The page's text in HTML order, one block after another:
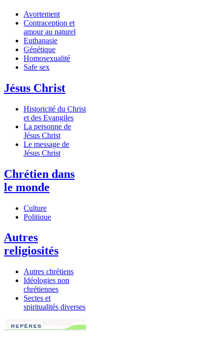
Avortement
Contraception et
amour au naturel
Euthanasie
Génétique
Homosexualité
Safe sex
Jésus Christ
Historicité du Christ
et des Evangiles
La personne de
Jésus Christ
Le message de
Jésus Christ
Chrétien dans
le monde
Culture
Politique
Autres
religiosités
Autres chrétiens
Idéologies non
chrétiennes
Sectes et
spiritualités diverses